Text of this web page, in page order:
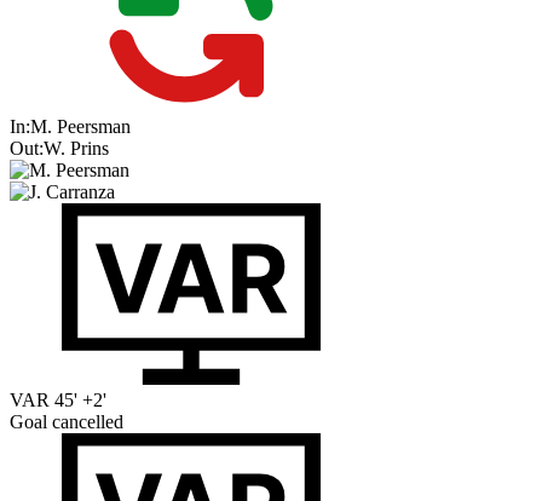
In:M. Peersman
Out:W. Prins
VAR 45' +2'
Goal cancelled